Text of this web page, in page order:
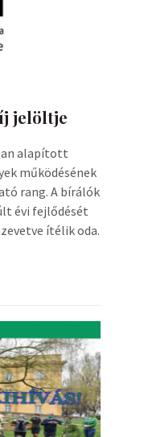
jelöltje
alapított
működésének
rang. A bírálók
évi fejlődését
ítélik oda.